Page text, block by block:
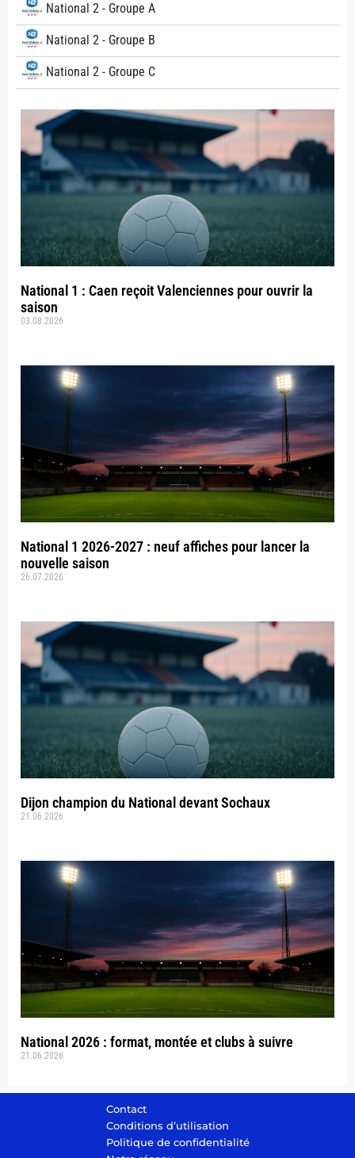
National 2 - Groupe A
National 2 - Groupe B
National 2 - Groupe C
National 1 : Caen reçoit Valenciennes pour ouvrir la
saison
03.08.2026
National 1 2026-2027 : neuf affiches pour lancer la
nouvelle saison
26.07.2026
Dijon champion du National devant Sochaux
21.06.2026
National 2026 : format, montée et clubs à suivre
21.06.2026
Contact
Conditions d’utilisation
Politique de confidentialité